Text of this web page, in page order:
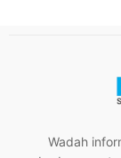
Wadah